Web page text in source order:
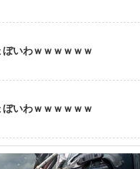
いわｗｗｗｗｗｗ
いわｗｗｗｗｗｗ